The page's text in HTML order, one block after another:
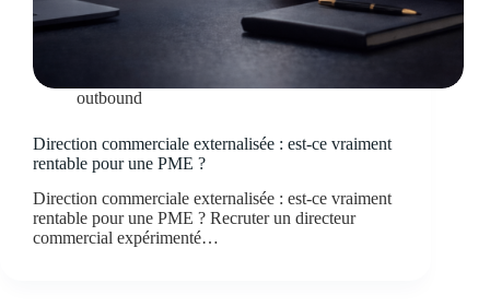
outbound
Direction commerciale externalisée : est-ce vraiment
rentable pour une PME ?
Direction commerciale externalisée : est-ce vraiment
rentable pour une PME ? Recruter un directeur
commercial expérimenté…